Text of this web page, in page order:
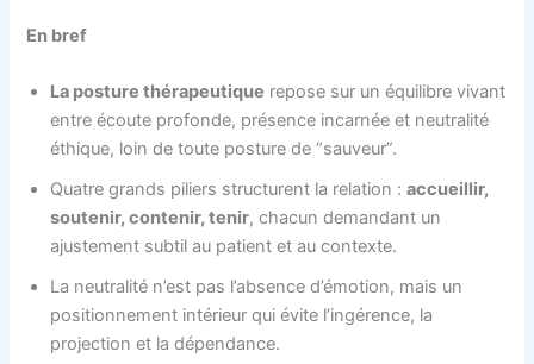
En bref
La posture thérapeutique repose sur un équilibre vivant
entre écoute profonde, présence incarnée et neutralité
éthique, loin de toute posture de “sauveur”.
Quatre grands piliers structurent la relation :accueillir,
soutenir, contenir, tenir, chacun demandant un
ajustement subtil au patient et au contexte.
La neutralité n’est pas l’absence d’émotion, mais un
positionnement intérieur qui évite l’ingérence, la
projection et la dépendance.